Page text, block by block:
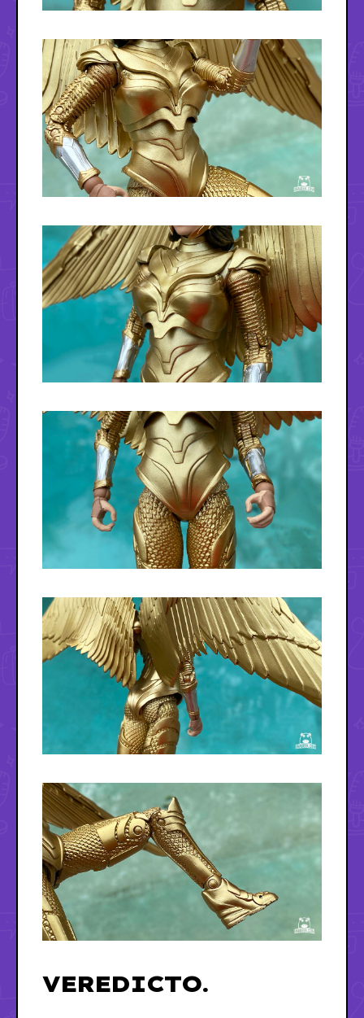
VEREDICTO.